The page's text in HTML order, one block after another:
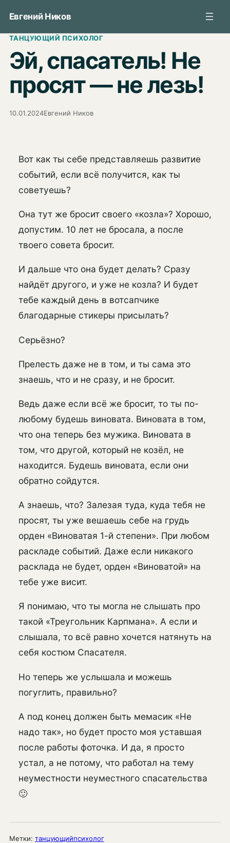
содержимому
Евгений Ников
ТАНЦУЮЩИЙ ПСИХОЛОГ
Эй, спасатель! Не
просят — не лезь!
10.01.2024Евгений Ников
Вот как ты себе представляешь развитие
событий, если всё получится, как ты
советуешь?
Она тут же бросит своего «козла»? Хорошо,
допустим. 10 лет не бросала, а после
твоего совета бросит.
И дальше что она будет делать? Сразу
найдёт другого, и уже не козла? И будет
тебе каждый день в вотсапчике
благодарные стикеры присылать?
Серьёзно?
Прелесть даже не в том, и ты сама это
знаешь, что и не сразу, и не бросит.
Ведь даже если всё же бросит, то ты по-
любому будешь виновата. Виновата в том,
что она теперь без мужика. Виновата в
том, что другой, который не козёл, не
находится. Будешь виновата, если они
обратно сойдутся.
А знаешь, что? Залезая туда, куда тебя не
просят, ты уже вешаешь себе на грудь
орден «Виноватая 1-й степени». При любом
раскладе событий. Даже если никакого
расклада не будет, орден «Виноватой» на
тебе уже висит.
Я понимаю, что ты могла не слышать про
такой «Треугольник Карпмана». А если и
слышала, то всё равно хочется натянуть на
себя костюм Спасателя.
Но теперь же услышала и можешь
погуглить, правильно?
А под конец должен быть мемасик «Не
надо так», но будет просто моя уставшая
после работы фоточка. И да, я просто
устал, а не потому, что работал на тему
неуместности неуместного спасательства
🙂
Метки: танцующийпсихолог